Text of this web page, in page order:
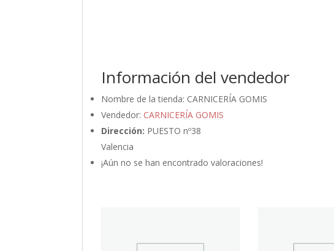
Información del vendedor
Nombre de la tienda: CARNICERÍA GOMIS
Vendedor: CARNICERÍA GOMIS
Dirección: PUESTO nº38
Valencia
¡Aún no se han encontrado valoraciones!